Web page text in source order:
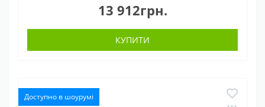
13 912грн.
КУПИТИ
Доступно в шоурумі